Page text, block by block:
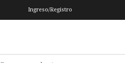
Ingreso/Registro